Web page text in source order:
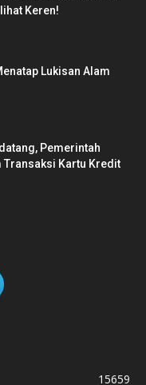
Keren!
Lukisan Alam
Pemerintah
Transaksi Kartu Kredit
15659